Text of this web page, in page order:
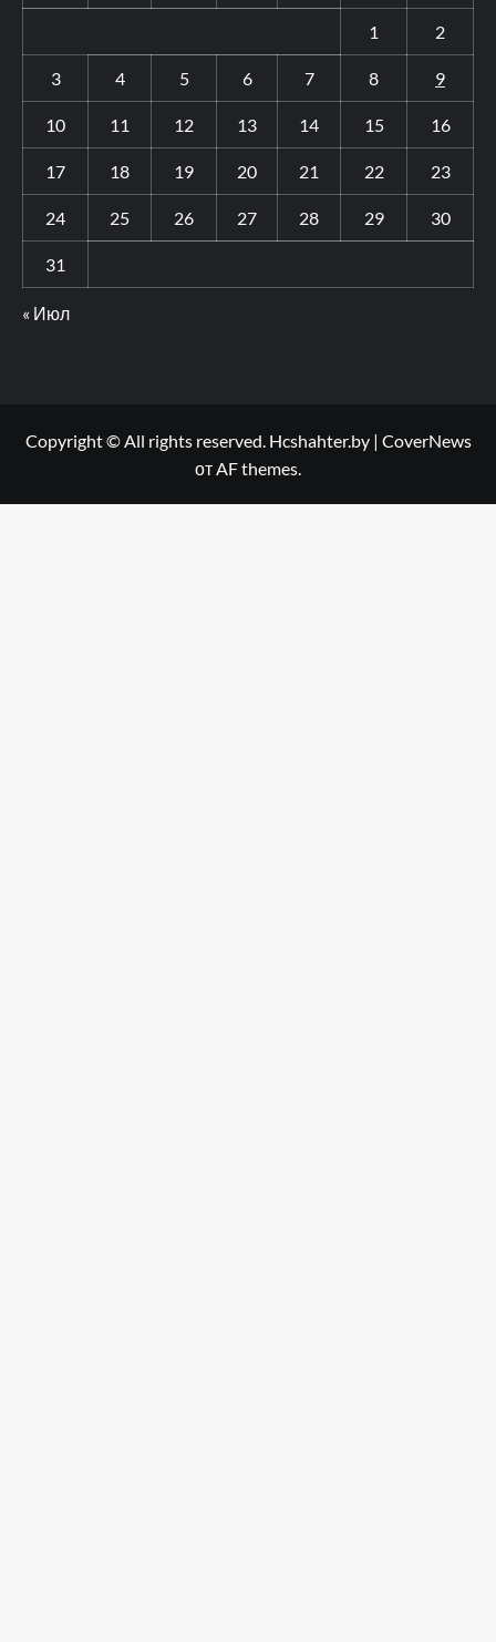
1 2
3 4 5 6 7 8 9
10 11 12 13 14 15 16
17 18 19 20 21 22 23
24 25 26 27 28 29 30
31
« Июл
Copyright © All rights reserved. Hcshahter.by | CoverNews
от AF themes.